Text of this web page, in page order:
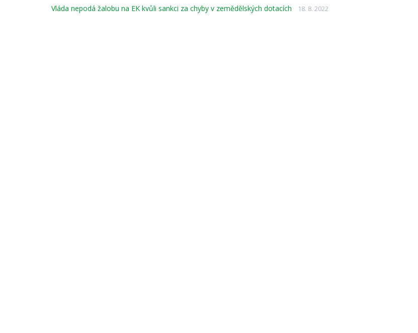
Vláda nepodá žalobu na EK kvůli sankci za chyby v zemědělských dotacích 18. 8. 2022